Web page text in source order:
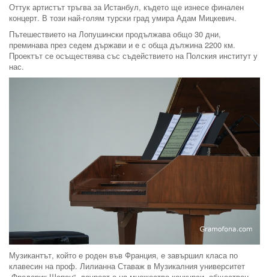
Оттук артистът тръгва за Истанбул, където ще изнесе финален
концерт. В този най-голям турски град умира Адам Мицкевич.
Пътешествието на Лопушински продължава общо 30 дни,
преминава през седем държави и е с обща дължина 2200 км.
Проектът се осъществява със съдействието на Полския институт у
нас.
Музикантът, който е роден във Франция, е завършил класа по
клавесин на проф. Лилианна Ставаж в Музикалния университет